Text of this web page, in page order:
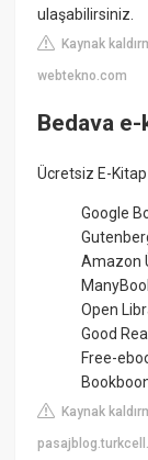
ulaşabilirsiniz.
Kaynak
webtekno.com
Bedava
Ücretsiz E-
Google
Amazon
Open
Good
Free-
Kaynak